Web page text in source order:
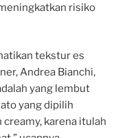
risiko
tekstur es
Andrea Bianchi,
yang lembut
yang dipilih
karena itulah